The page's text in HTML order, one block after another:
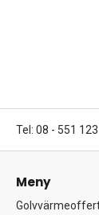
Tel: 08 - 551
Meny